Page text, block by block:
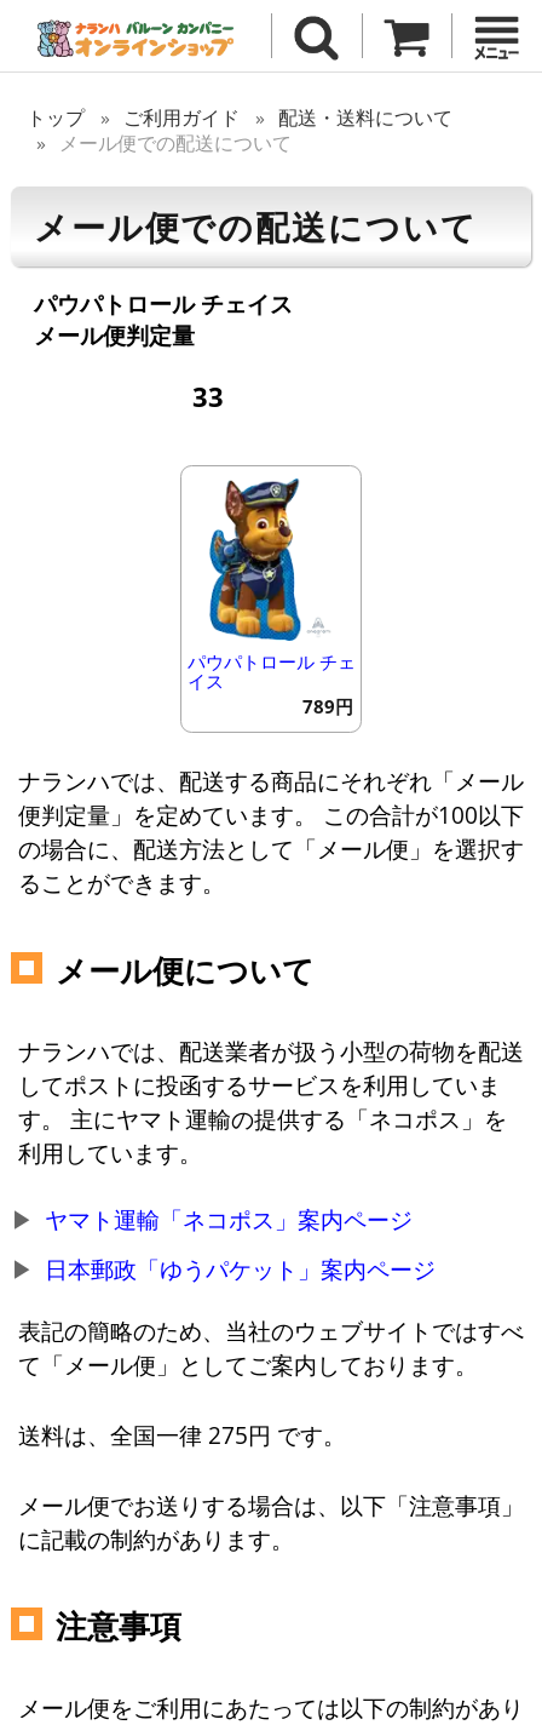
トップ ご利用ガイド
配送・送料について
メール便での配送について
メール便での配送について
パウパトロール チェイス
メール便判定量
33
パウパトロール チェ
イス
789円
ナランハでは、配送する商品にそれぞれ「メール
便判定量」を定めています。 この合計が100以下
の場合に、配送方法として「メール便」を選択す
ることができます。
メール便について
ナランハでは、配送業者が扱う小型の荷物を配送
してポストに投函するサービスを利用していま
す。 主にヤマト運輸の提供する「ネコポス」を
利用しています。
ヤマト運輸「ネコポス」案内ページ
日本郵政「ゆうパケット」案内ページ
表記の簡略のため、当社のウェブサイトではすべ
て「メール便」としてご案内しております。
送料は、全国一律 275円 です。
メール便でお送りする場合は、以下「注意事項」
に記載の制約があります。
注意事項
メール便をご利用にあたっては以下の制約があり